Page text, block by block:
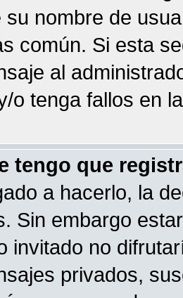
su nombre de
común. Si esta
al
o tenga fallos en
tengo que
a hacerlo, la
Sin embargo
invitado no
privados,